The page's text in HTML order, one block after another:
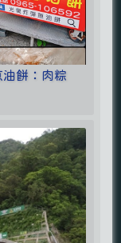
餅：肉粽